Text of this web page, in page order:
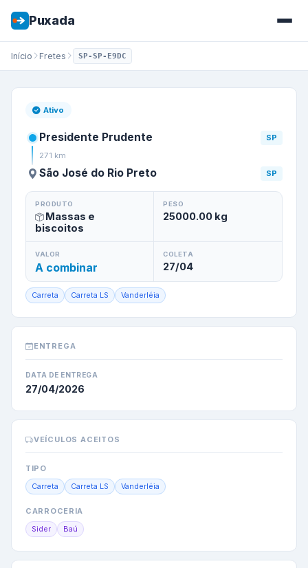
Puxada
Início Fretes SP-SP-E9DC
Frete de
Ativo
Presidente Prudente
SP
271 km
São José do Rio Preto SP
PRODUTO
Massas e
biscoitos
PESO
25000.00 kg
VALOR
A combinar
COLETA
27/04
Carreta Carreta LS Vanderléia
ENTREGA
DATA DE ENTREGA
27/04/2026
VEÍCULOS ACEITOS
TIPO
Carreta Carreta LS Vanderléia
CARROCERIA
Sider Baú